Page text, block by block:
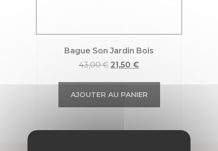
Bague Son Jardin Bois
43,00€ 21,50 €
AJOUTER AU PANIER